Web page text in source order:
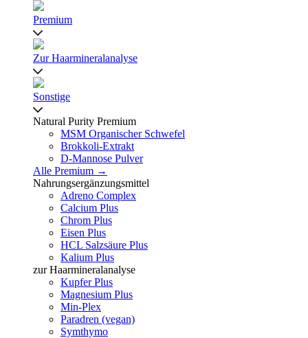
Premium
Zur Haarmineralanalyse
Sonstige
Natural Purity Premium
MSM Organischer Schwefel
Brokkoli-Extrakt
D-Mannose Pulver
Alle Premium →
Nahrungsergänzungsmittel
Adreno Complex
Calcium Plus
Chrom Plus
Eisen Plus
HCL Salzsäure Plus
Kalium Plus
zur Haarmineralanalyse
Kupfer Plus
Magnesium Plus
Min-Plex
Paradren (vegan)
Symthymo